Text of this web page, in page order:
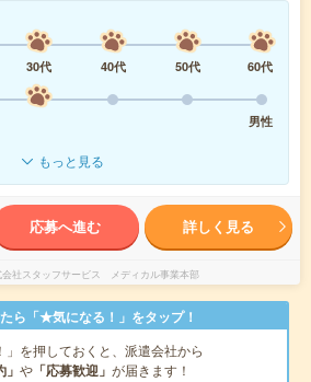
30代 40代 50代
60代
男性
もっと見る
応募へ進む 詳しく見る
会社スタッフサービス メディカル事業本部
ら「★気になる！」をタップ！
」を押しておくと、派遣会社から
や 「応募歓迎」 が届きます！